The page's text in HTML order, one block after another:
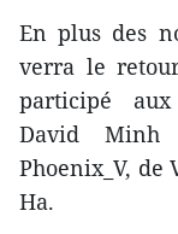
En plus des
verra le
participé
David
Phoenix_V, de
Ha.